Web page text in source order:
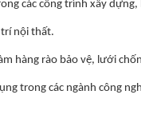
các công trình xây
nội thất.
hàng rào bảo vệ, lưới
trong các ngành công